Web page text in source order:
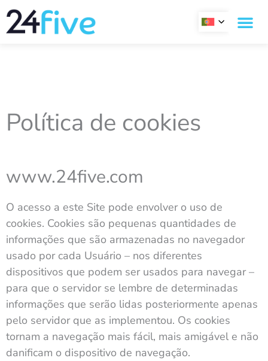
Skip
content
Política de cookies
www.24five.com
O acesso a este Site pode envolver o uso de
cookies. Cookies são pequenas quantidades de
informações que são armazenadas no navegador
usado por cada Usuário – nos diferentes
dispositivos que podem ser usados para navegar –
para que o servidor se lembre de determinadas
informações que serão lidas posteriormente apenas
pelo servidor que as implementou. Os cookies
tornam a navegação mais fácil, mais amigável e não
danificam o dispositivo de navegação.